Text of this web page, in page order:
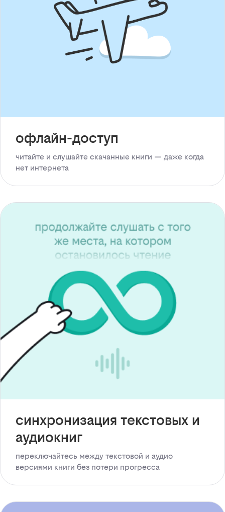
офлайн-доступ
читайте и слушайте скачанные книги — даже когда
нет интернета
синхронизация текстовых и
аудиокниг
переключайтесь между текстовой и аудио
версиями книги без потери прогресса